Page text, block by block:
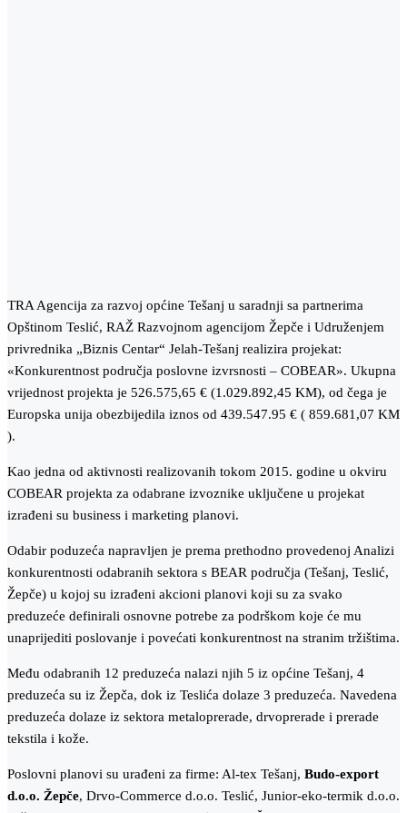
TRA Agencija za razvoj općine Tešanj u saradnji sa partnerima
Opštinom Teslić, RAŽ Razvojnom agencijom Žepče i Udruženjem
privrednika „Biznis Centar“ Jelah-Tešanj realizira projekat:
«Konkurentnost područja poslovne izvrsnosti – COBEAR». Ukupna
vrijednost projekta je 526.575,65 € (1.029.892,45 KM), od čega je
Europska unija obezbijedila iznos od 439.547.95 € ( 859.681,07 KM
).
Kao jedna od aktivnosti realizovanih tokom 2015. godine u okviru
COBEAR projekta za odabrane izvoznike uključene u projekat
izrađeni su business i marketing planovi.
Odabir poduzeća napravljen je prema prethodno provedenoj Analizi
konkurentnosti odabranih sektora s BEAR područja (Tešanj, Teslić,
Žepče) u kojoj su izrađeni akcioni planovi koji su za svako
preduzeće definirali osnovne potrebe za podrškom koje će mu
unaprijediti poslovanje i povećati konkurentnost na stranim tržištima.
Među odabranih 12 preduzeća nalazi njih 5 iz općine Tešanj, 4
preduzeća su iz Žepča, dok iz Teslića dolaze 3 preduzeća. Navedena
preduzeća dolaze iz sektora metaloprerade, drvoprerade i prerade
tekstila i kože.
Poslovni planovi su urađeni za firme: Al-tex Tešanj, Budo-export
d.o.o. Žepče, Drvo-Commerce d.o.o. Teslić, Junior-eko-termik d.o.o.